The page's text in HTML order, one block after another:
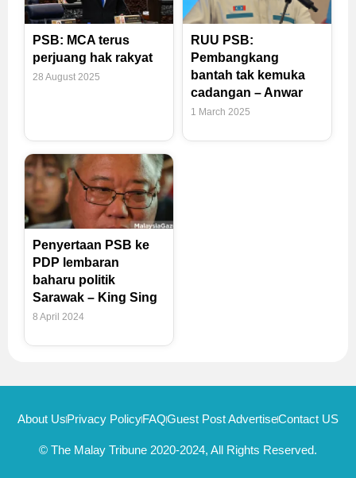
PSB: MCA terus
perjuang hak rakyat
28 August 2025
RUU PSB:
Pembangkang
bantah tak kemuka
cadangan – Anwar
1 March 2025
Penyertaan PSB ke
PDP lembaran
baharu politik
Sarawak – King Sing
8 April 2024
About Us Privacy PolicyFAQGuest Post AdvertiseContact US
© The Malay Tribune 2020-2024, All Rights Reserved.